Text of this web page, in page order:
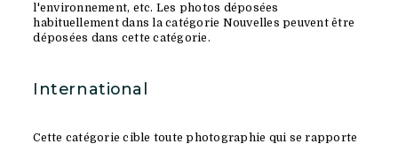
l'environnement, etc. Les photos déposées
habituellement dans la catégorie Nouvelles peuvent être
déposées dans cette catégorie.
International
Cette catégorie cible toute photographie qui se rapporte